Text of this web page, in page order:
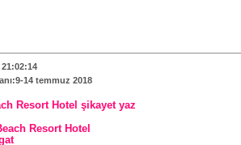
21:02:14
14 temmuz 2018
Resort Hotel şikayet yaz
Resort Hotel